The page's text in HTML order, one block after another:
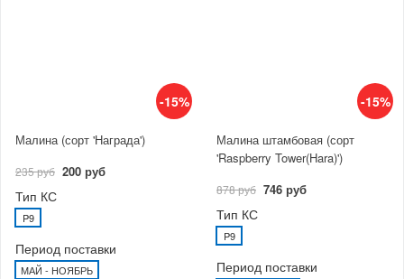
-15%
Малина (сорт 'Награда')
235 руб 200 руб
Тип КС
P9
Период поставки
МАЙ - НОЯБРЬ
-15%
Малина штамбовая (сорт
'Raspberry Tower(Hara)')
878 руб 746 руб
Тип КС
P9
Период поставки